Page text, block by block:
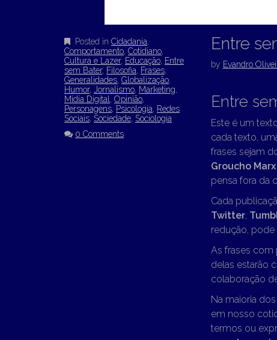
Posted in Cidadania
Comportamento Cotidiano
Cultura e Lazer, Educação Entre
sem Bater, Filosofia Frases
Generalidades Globalização
Humor, Jornalismo Marketing
Mídia Digital
Opinião
Personagens Psicologia
Redes
Sociais Sociedade Sociologia
0 Comments
Entre
by Evandro
Entre
Este é um
cada texto,
frases sejam
Groucho Marx
pensa fora da
Cada
Twitter,
redução,
As frases com
delas estarão
colaboração
Na maioria
em nosso
termos ou